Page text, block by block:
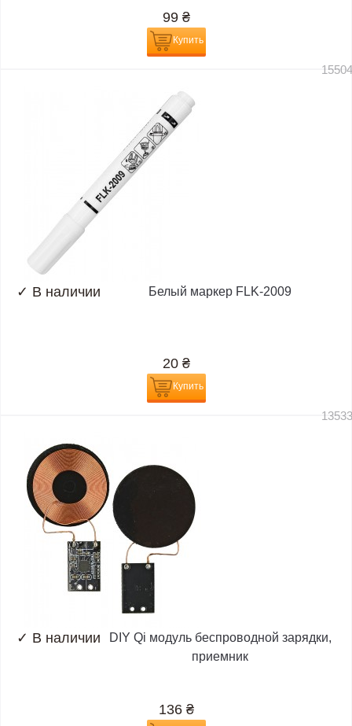
99 ₴
Купить
✓ В наличии Белый маркер FLK-2009
20 ₴
Купить
✓ В наличии
DIY Qi модуль беспроводной зарядки,
приемник
136 ₴